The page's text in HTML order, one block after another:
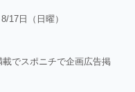
日（日曜）
でスポニチで企画広告掲